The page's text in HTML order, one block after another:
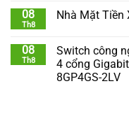
08
Th8
Nhà Mặt Tiền
08
Th8
Switch công
4 cổng
8GP4GS-2LV